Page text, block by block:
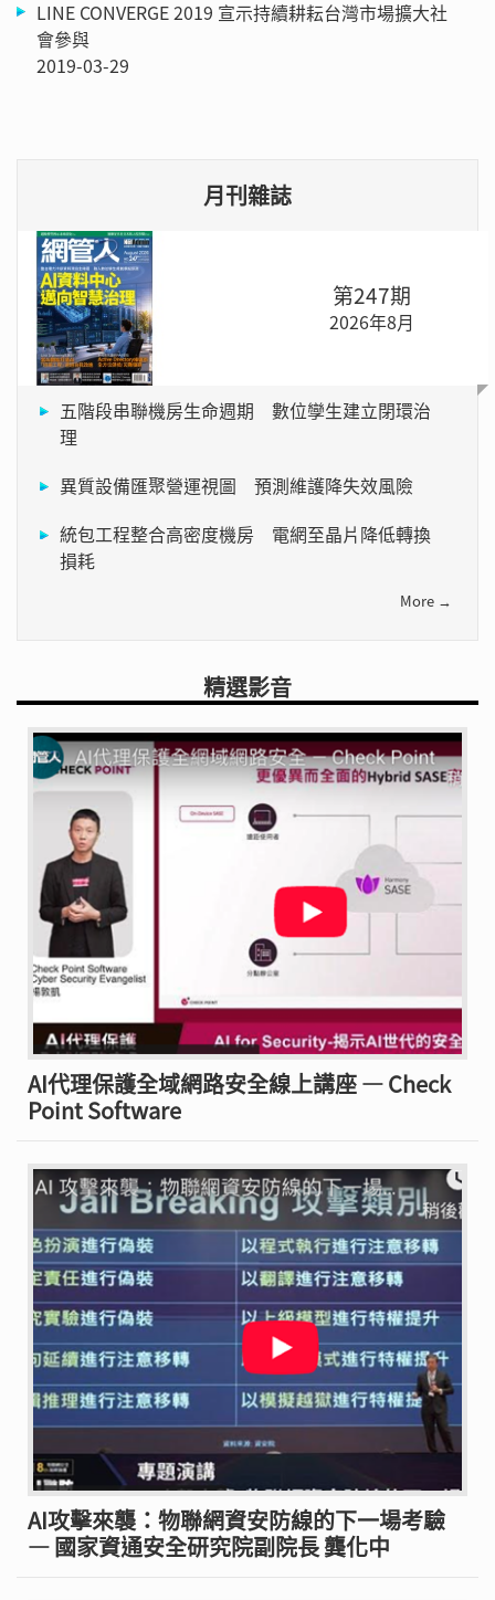
LINE CONVERGE 2019 宣示持續耕耘台灣市場擴大社
會參與
2019-03-29
月刊雜誌
第247期
2026年8月
五階段串聯機房生命週期 數位孿生建立閉環治
理
異質設備匯聚營運視圖 預測維護降失效風險
統包工程整合高密度機房 電網至晶片降低轉換
損耗
More →
精選影音
AI代理保護全域網路安全線上講座 — Check
Point Software
AI攻擊來襲：物聯網資安防線的下一場考驗
— 國家資通安全研究院副院長 龔化中